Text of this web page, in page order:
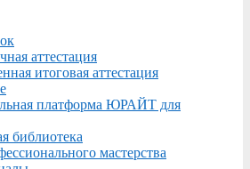
аттестация
итоговая аттестация
платформа ЮРАЙТ для
библиотека
мастерства